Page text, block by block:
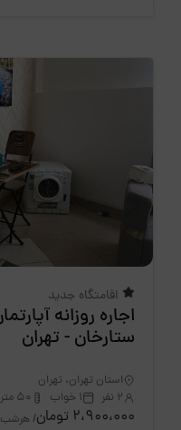
اقامتگاه جدید
ستارخان - تهران
استان تهران، تهران
2 نفر
1 خواب 50 متر
2،900،000 تومان / هرشب